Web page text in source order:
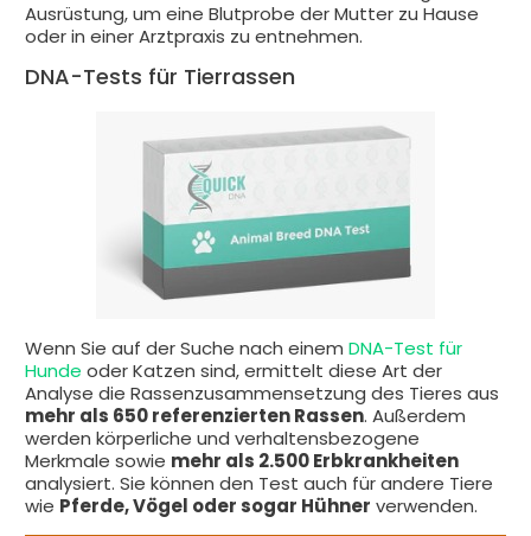
Ausrüstung, um eine Blutprobe der Mutter zu Hause
oder in einer Arztpraxis zu entnehmen.
DNA-Tests für Tierrassen
Wenn Sie auf der Suche nach einem DNA-Test für
Hunde oder Katzen sind, ermittelt diese Art der
Analyse die Rassenzusammensetzung des Tieres aus
mehr als 650 referenzierten Rassen. Außerdem
werden körperliche und verhaltensbezogene
Merkmale sowie mehr als 2.500 Erbkrankheiten
analysiert. Sie können den Test auch für andere Tiere
wie Pferde, Vögel oder sogar Hühner verwenden.